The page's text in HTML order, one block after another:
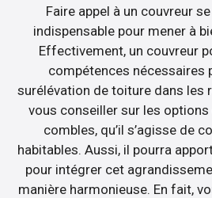
Faire appel à un couvreur
indispensable pour mener à
Effectivement, un couvreur
compétences nécessaires
surélévation de toiture dans les
vous conseiller sur les options
combles, qu’il s’agisse de
habitables. Aussi, il pourra
pour intégrer cet
manière harmonieuse. En fait,